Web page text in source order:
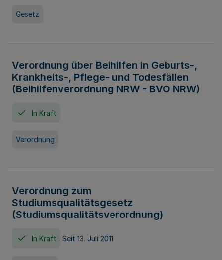
Gesetz
Verordnung über Beihilfen in Geburts-,
Krankheits-, Pflege- und Todesfällen
(Beihilfenverordnung NRW - BVO NRW)
In Kraft
Verordnung
Verordnung zum
Studiumsqualitätsgesetz
(Studiumsqualitätsverordnung)
In Kraft Seit 13. Juli 2011